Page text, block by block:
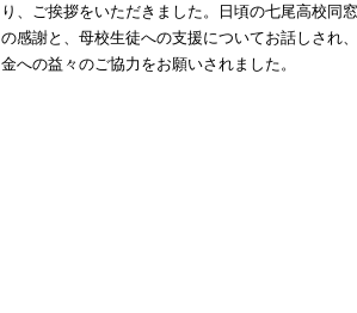
り、ご挨拶をいただきました。日頃の七尾高校同
の感謝と、母校生徒への支援についてお話しされ
金への益々のご協力をお願いされました。